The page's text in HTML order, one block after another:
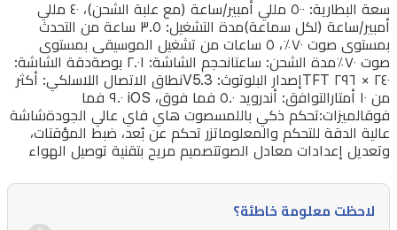
من
التحدث
بمستوى
صوت
٧٠٪،
٥
ساعات
من
سعة البطارية: ٥٠٠ مللي أمبير/ساعة (مع علبة الشحن)، ٤٠ مللي
أمبير/ساعة (لكل سماعة)مدة التشغيل: ٣.٥ ساعة من التحدث
بمستوى صوت ٧٠٪، ٥ ساعات من تشغيل الموسيقى بمستوى
صوت ٧٠٪مدة الشحن: ساعتانحجم الشاشة: ٢.٠١ بوصةدقة الشاشة:
٢٤٠ × ٢٩٦ TFTإصدار البلوتوث: V5.3نطاق الاتصال اللاسلكي: أكثر
من ١٠ أمتارالتوافق: أندرويد ٥.٠ فما فوق، iOS ٩.٠ فما
فوقالميزات:تحكم ذكي باللمسصوت هاي فاي عالي الجودةشاشة
عالية الدقة للتحكم والمعلوماتزر تحكم عن بُعد، ضبط المؤقتات،
وتعديل إعدادات معادل الصوتتصميم مريح بتقنية توصيل الهواء
لاحظت معلومة خاطئة؟